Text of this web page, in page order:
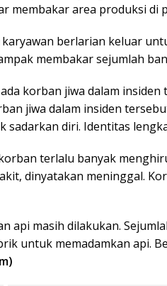
membakar area produksi di
berlarian keluar
membakar sejumlah
korban jiwa dalam
jiwa dalam insiden
sadarkan diri. Identitas
terlalu banyak
dinyatakan meninggal.
api masih dilakukan.
untuk memadamkan api.